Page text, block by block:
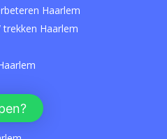
Haarlem
Haarlem